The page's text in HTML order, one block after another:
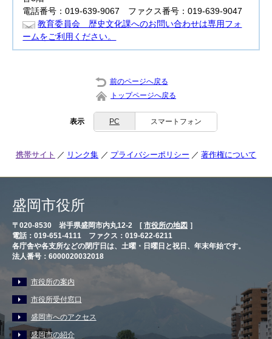
電話番号：019-639-9067 ファクス番号：019-639-9047
教育委員会 歴史文化課へのお問い合わせは専用フォ
ームをご利用ください。
前のページへ戻る
トップページへ戻る
表示 PC スマートフォン
携帯サイト リンク集 プライバシーポリシー 著作権について
盛岡市役所
〒020-8530 岩手県盛岡市内丸12-2 [ 市役所の地図 ］
電話：019-651-4111 ファクス：019-622-6211
各庁舎や各支所などの閉庁日は、土曜・日曜日と祝日、年末年始です。
法人番号：6000020032018
市役所の案内
市役所受付窓口
盛岡市へのアクセス
盛岡市の紹介